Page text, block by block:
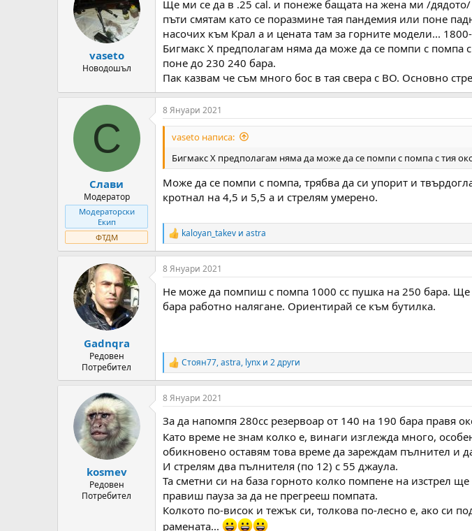
i
o
s
:
vaseto
Новодошъл
Ще ми се да в .25 cal. и понеже бащата на жена ми /
пъти смятам като се поразмине тая пандемия или поне
насочих към Крал а и цената там за горните модели...
Бигмакс Х предполагам няма да може да се помпи с помпа
поне до 230 240 бара.
Пак казвам че съм много бос в тая свера с ВО. Основно
С
Слави
Модератор
Модераторски
Екип
ФТДМ
8 Януари 2021
vaseto написа:
Бигмакс Х предполагам няма да може да се помпи с помпа с тия
Може да се помпи с помпа, трябва да си упорит и
кротнал на 4,5 и 5,5 а и стрелям умерено.
R
e
a
c
i
o
kaloyan_takev и astra
Gadnqra
Редовен
Потребител
8 Януари 2021
Не може да помпиш с помпа 1000 сс пушка на 250 бара.
бара работно налягане. Ориентирай се към бутилка.
R
e
a
c
i
o
n
s
:
Стоян77,astra, lynx и 2 други
kosmev
Редовен
Потребител
8 Януари 2021
За да напомпя 280cc резервоар от 140 на 190 бара правя
Като време не знам колко е, винаги изглежда много,
обикновено оставям това време да зареждам пълнител и
И стрелям два пълнителя (по 12) с 55 джаула.
Та сметни си на база горното колко помпене на изстрел
правиш пауза за да не прегрееш помпата.
Колкото по-висок и тежък си, толкова по-лесно е, ако си
рамената...